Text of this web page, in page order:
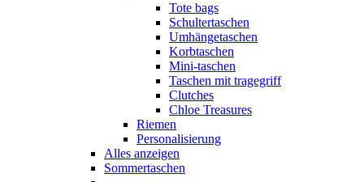
Tote bags
Schultertaschen
Umhängetaschen
Korbtaschen
Mini-taschen
Taschen mit tragegriff
Clutches
Chloe Treasures
Riemen
Personalisierung
Alles anzeigen
Sommertaschen